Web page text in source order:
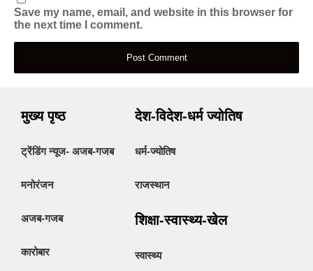
Save my name, email, and website in this browser for
the next time I comment.
मुख्य पृष्ठ
ट्रेंडिंग न्यूज- अजब-गजब
मनोरंजन
अजब-गजब
कारोबार
देश-विदेश-धर्म ज्योतिष
धर्म-ज्योतिष
राजस्थान
शिक्षा-स्वास्थ्य-खेल
स्वास्थ्य